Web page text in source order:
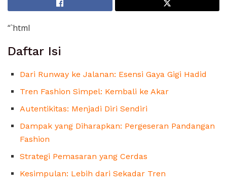
“`html
Daftar Isi
Dari Runway ke Jalanan: Esensi Gaya Gigi Hadid
Tren Fashion Simpel: Kembali ke Akar
Autentikitas: Menjadi Diri Sendiri
Dampak yang Diharapkan: Pergeseran Pandangan
Fashion
Strategi Pemasaran yang Cerdas
Kesimpulan: Lebih dari Sekadar Tren